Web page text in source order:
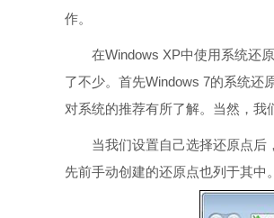
作。
在Windows XP中使用系统还原
了不少。首先Windows 7的系统还
对系统的推荐有所了解。当然，我
当我们设置自己选择还原点后，
先前手动创建的还原点也列于其中。